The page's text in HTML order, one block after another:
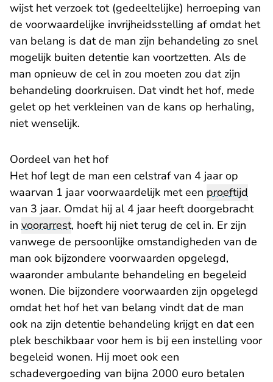
wijst het verzoek tot (gedeeltelijke) herroeping van
de voorwaardelijke invrijheidsstelling af omdat het
van belang is dat de man zijn behandeling zo snel
mogelijk buiten detentie kan voortzetten. Als de
man opnieuw de cel in zou moeten zou dat zijn
behandeling doorkruisen. Dat vindt het hof, mede
gelet op het verkleinen van de kans op herhaling,
niet wenselijk.
Oordeel van het hof
Het hof legt de man een celstraf van 4 jaar op
waarvan 1 jaar voorwaardelijk met een proeftijd
van 3 jaar. Omdat hij al 4 jaar heeft doorgebracht
in voorarrest, hoeft hij niet terug de cel in. Er zijn
vanwege de persoonlijke omstandigheden van de
man ook bijzondere voorwaarden opgelegd,
waaronder ambulante behandeling en begeleid
wonen. Die bijzondere voorwaarden zijn opgelegd
omdat het hof het van belang vindt dat de man
ook na zijn detentie behandeling krijgt en dat een
plek beschikbaar voor hem is bij een instelling voor
begeleid wonen. Hij moet ook een
schadevergoeding van bijna 2000 euro betalen